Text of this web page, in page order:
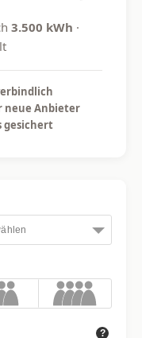
3.500 kWh ·
neue Anbieter
gesichert